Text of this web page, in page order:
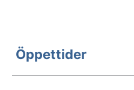
Öppettider